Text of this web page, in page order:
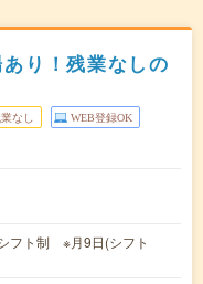
り！残業なしの
なし WEB登録OK
フト制 ※月9日(シフト